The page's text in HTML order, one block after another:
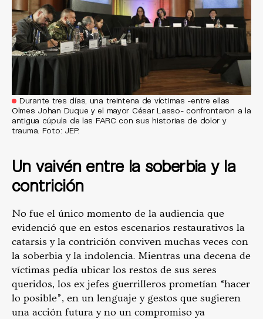
Durante tres días, una treintena de víctimas -entre ellas
Olmes Johan Duque y el mayor César Lasso- confrontaron a la
antigua cúpula de las FARC con sus historias de dolor y
trauma. Foto: JEP.
Un vaivén entre la soberbia y la
contrición
No fue el único momento de la audiencia que
evidenció que en estos escenarios restaurativos la
catarsis y la contrición conviven muchas veces con
la soberbia y la indolencia. Mientras una decena de
víctimas pedía ubicar los restos de sus seres
queridos, los ex jefes guerrilleros prometían “hacer
lo posible”, en un lenguaje y gestos que sugieren
una acción futura y no un compromiso ya